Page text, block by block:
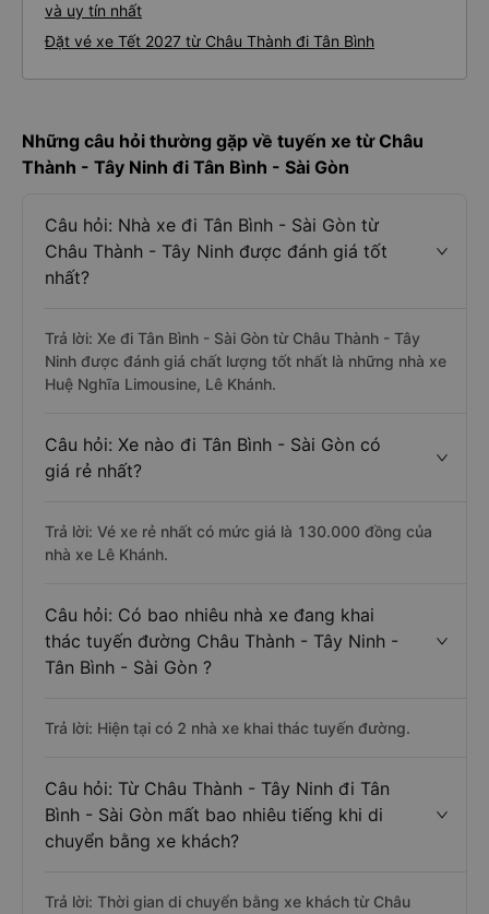
và uy tín nhất
Đặt vé xe Tết 2027 từ Châu Thành đi Tân Bình
Những câu hỏi thường gặp về tuyến xe từ Châu
Thành - Tây Ninh đi Tân Bình - Sài Gòn
Câu hỏi: Nhà xe đi Tân Bình - Sài Gòn từ
Châu Thành - Tây Ninh được đánh giá tốt
nhất?
Trả lời: Xe đi Tân Bình - Sài Gòn từ Châu Thành - Tây
Ninh được đánh giá chất lượng tốt nhất là những nhà xe
Huệ Nghĩa Limousine, Lê Khánh.
Câu hỏi: Xe nào đi Tân Bình - Sài Gòn có
giá rẻ nhất?
Trả lời: Vé xe rẻ nhất có mức giá là 130.000 đồng của
nhà xe Lê Khánh.
Câu hỏi: Có bao nhiêu nhà xe đang khai
thác tuyến đường Châu Thành - Tây Ninh -
Tân Bình - Sài Gòn ?
Trả lời: Hiện tại có 2 nhà xe khai thác tuyến đường.
Câu hỏi: Từ Châu Thành - Tây Ninh đi Tân
Bình - Sài Gòn mất bao nhiêu tiếng khi di
chuyển bằng xe khách?
Trả lời: Thời gian di chuyển bằng xe khách từ Châu